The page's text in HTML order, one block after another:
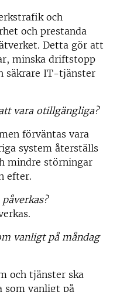
och
och prestanda
Detta gör att
minska driftstopp
säkrare IT-tjänster
vara otillgängliga?
förväntas vara
system återställs
mindre störningar
efter.
vanligt på måndag
och tjänster ska
som vanligt på